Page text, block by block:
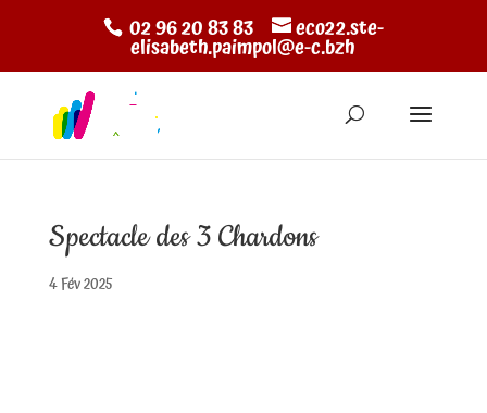
02 96 20 83 83 eco22.ste-
elisabeth.paimpol@e-c.bzh
Spectacle des 3 Chardons
4 Fév 2025